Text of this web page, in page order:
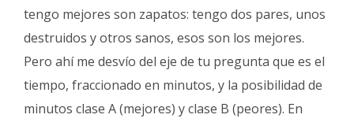
tengo mejores son zapatos: tengo dos pares, unos
destruidos y otros sanos, esos son los mejores.
Pero ahí me desvío del eje de tu pregunta que es el
tiempo, fraccionado en minutos, y la posibilidad de
minutos clase A (mejores) y clase B (peores). En